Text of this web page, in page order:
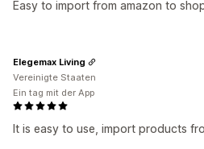
Easy to import from amazon to
It is easy to use, import products
Elegemax Living
Vereinigte Staaten
Ein tag mit der App